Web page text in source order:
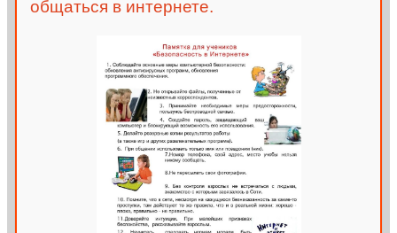
общаться в интернете.